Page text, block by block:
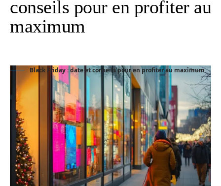
conseils pour en profiter au
maximum
Black Friday : date et conseils pour en profiter au maximum